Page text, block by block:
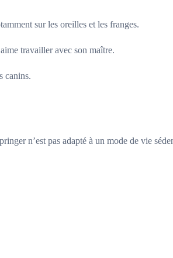
sur les oreilles et les franges.
travailler avec son maître.
canins.
n’est pas adapté à un mode de vie